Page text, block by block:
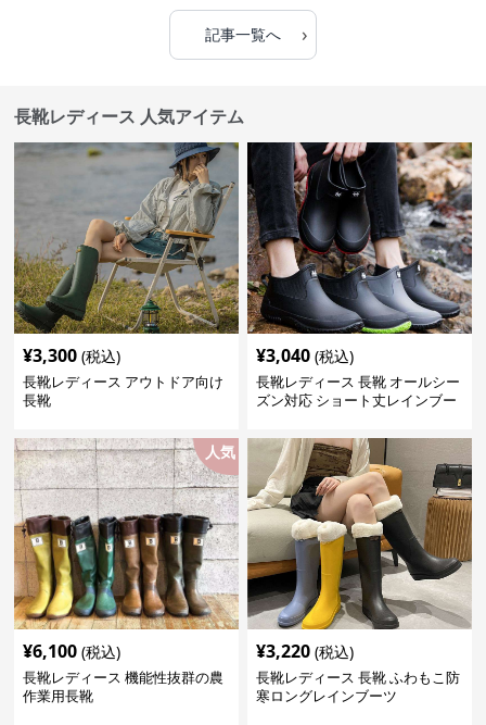
記事一覧へ ›
長靴レディース 人気アイテム
¥3,300 (税込)
長靴レディース アウトドア向け
長靴
¥3,040 (税込)
長靴レディース 長靴 オールシー
ズン対応 ショート丈レインブー
人気
¥6,100 (税込)
長靴レディース 機能性抜群の農
作業用長靴
¥3,220 (税込)
長靴レディース 長靴 ふわもこ防
寒ロングレインブーツ